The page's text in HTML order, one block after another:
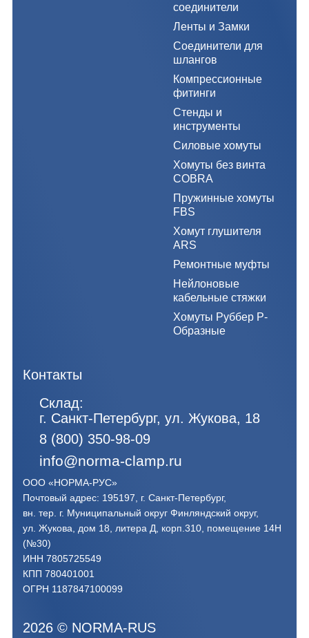
соединители
Ленты и Замки
Соединители для
шлангов
Компрессионные
фитинги
Стенды и
инструменты
Силовые хомуты
Хомуты без винта
COBRA
Пружинные хомуты
FBS
Хомут глушителя
ARS
Ремонтные муфты
Нейлоновые
кабельные стяжки
Хомуты Руббер Р-
Образные
Контакты
Склад:
г. Санкт-Петербург, ул. Жукова, 18
8 (800) 350-98-09
info@norma-clamp.ru
ООО «НОРМА-РУС»
Почтовый адрес: 195197, г. Санкт-Петербург,
вн. тер. г. Муниципальный округ Финляндский округ,
ул. Жукова, дом 18, литера Д, корп.310, помещение 14Н
(№30)
ИНН 7805725549
КПП 780401001
ОГРН 1187847100099
2026 © NORMA-RUS